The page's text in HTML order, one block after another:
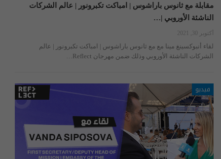
مقابلة مع ثانوس باراشوس | امباكت تكبرونور | عالم الشركات
الناشئة الأوروبي |…
أكتوبر 30, 2021
لقاء أنبوكسينغ مينا مع مع ثانوس باراشوس | امباكت تكبرونور | عالم
الشركات الناشئة الأوروبي وذلك ضمن مهرجان Reflect…
فيديو